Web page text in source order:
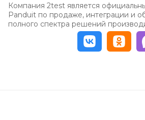
Компания 2test является
Panduit по продаже, интеграции и
полного спектра решений